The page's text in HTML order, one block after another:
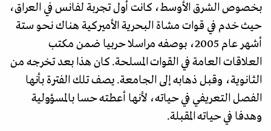
بخصوص الشرق الأوسط، كانت أول تجربة لفانس في العراق،
حيث خدم في قوات مشاة البحرية الأميركية هناك نحو ستة
أشهر عام 2005، بوصفه مراسلا حربيا ضمن مكتب
العلاقات العامة في القوات المسلحة. كان هذا بعد تخرجه من
الثانوية، وقبل ذهابه إلى الجامعة. يصف تلك الفترة بأنها
الفصل التعريفي في حياته، لأنها أعطته حسا بالمسؤولية
وهدفا في حياته المقبلة.